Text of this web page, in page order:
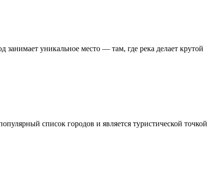
уникальное место — там, где река делает крутой
список городов и является туристической точкой